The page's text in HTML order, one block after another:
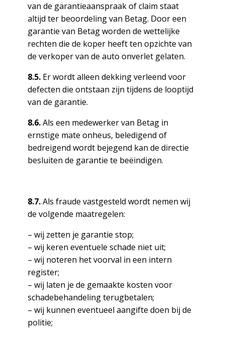
van de garantieaanspraak of claim staat
altijd ter beoordeling van Betag. Door een
garantie van Betag worden de wettelijke
rechten die de koper heeft ten opzichte van
de verkoper van de auto onverlet gelaten.
8.5.Er wordt alleen dekking verleend voor
defecten die ontstaan zijn tijdens de looptijd
van de garantie.
8.6.Als een medewerker van Betag in
ernstige mate onheus, beledigend of
bedreigend wordt bejegend kan de directie
besluiten de garantie te beëindigen.
8.7.Als fraude vastgesteld wordt nemen wij
de volgende maatregelen:
– wij zetten je garantie stop;
– wij keren eventuele schade niet uit;
– wij noteren het voorval in een intern
register;
– wij laten je de gemaakte kosten voor
schadebehandeling terugbetalen;
– wij kunnen eventueel aangifte doen bij de
politie;